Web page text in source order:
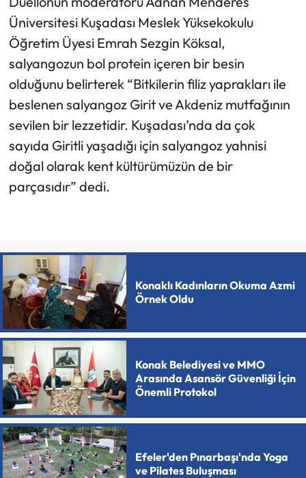
Üniversitesi Kuşadası Meslek Yüksekokulu
Öğretim Üyesi Emrah Sezgin Köksal,
salyangozun bol protein içeren bir besin
olduğunu belirterek “Bitkilerin filiz yaprakları ile
beslenen salyangoz Girit ve Akdeniz mutfağının
sevilen bir lezzetidir. Kuşadası’nda da çok
sayıda Giritli yaşadığı için salyangoz yahnisi
doğal olarak kent kültürümüzün de bir
parçasıdır” dedi.
Konaklı Kadınların Okuma Azmi
Örnek Oldu
Konak Belediyesi ve MMO
Arasında Asansör Güvenliği İçin
Önemli Protokol
Efeler'den Pınarbaşı'nda Yoga
ve Pilates Buluşması